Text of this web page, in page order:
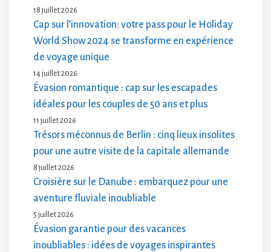
18 juillet 2026
Cap sur l’innovation: votre pass pour le Holiday
World Show 2024 se transforme en expérience
de voyage unique
14 juillet 2026
Évasion romantique : cap sur les escapades
idéales pour les couples de 50 ans et plus
11 juillet 2026
Trésors méconnus de Berlin : cinq lieux insolites
pour une autre visite de la capitale allemande
8 juillet 2026
Croisière sur le Danube : embarquez pour une
aventure fluviale inoubliable
5 juillet 2026
Évasion garantie pour des vacances
inoubliables : idées de voyages inspirantes